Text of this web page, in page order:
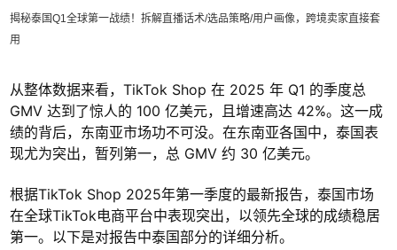
揭秘泰国Q1全球第一战绩！拆解直播话术/选品策略/用户画像，跨境卖家直接套
用
从整体数据来看，TikTok Shop 在 2025 年 Q1 的季度总
GMV 达到了惊人的 100 亿美元，且增速高达 42%。这一成
绩的背后，东南亚市场功不可没。在东南亚各国中，泰国表
现尤为突出，暂列第一，总 GMV 约 30 亿美元。
根据TikTok Shop 2025年第一季度的最新报告，泰国市场
在全球TikTok电商平台中表现突出，以领先全球的成绩稳居
第一。以下是对报告中泰国部分的详细分析。